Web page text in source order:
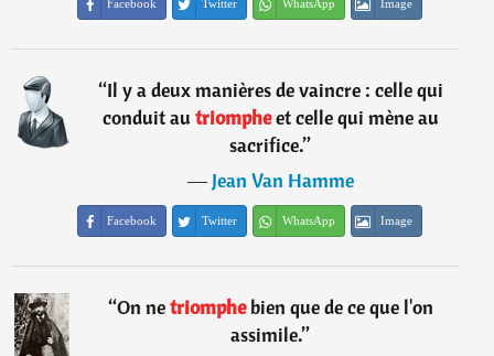
Facebook Twitter WhatsApp Image
“Il y a deux manières de vaincre : celle qui
conduit au triompheet celle qui mène au
sacrifice.”
―Jean Van Hamme
Facebook Twitter WhatsApp Image
“On netriomphebien que de ce que l'on
assimile.”